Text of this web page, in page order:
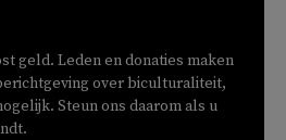
geld. Leden en donaties maken
over biculturaliteit,
Steun ons daarom als u